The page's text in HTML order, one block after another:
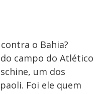
o Bahia?
campo do Atlético
um dos
Foi ele quem